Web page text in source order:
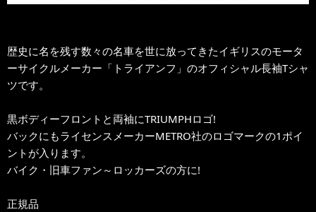
歴史に名を残す数々の名車を世に放ってきたイギリスのモータ
ーサイクルメーカー「トライアンフ」のオフィシャル長袖Tシャ
ツです。
黒ボディーフロントと両袖にTRIUMPHロゴ!
バックにもライセンスメーカーMETRO社のロゴマークの1ポイ
ントが入ります。
バイク・旧車ファン～ロッカーズの方に!
正規品